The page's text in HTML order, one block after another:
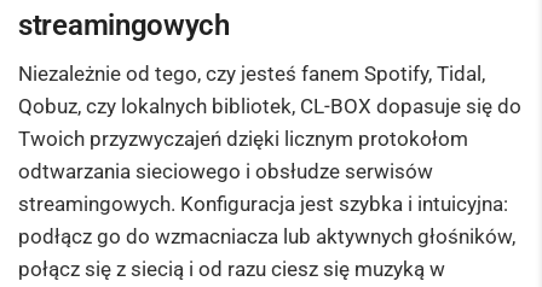
streamingowych
Niezależnie od tego, czy jesteś fanem Spotify, Tidal,
Qobuz, czy lokalnych bibliotek, CL-BOX dopasuje się do
Twoich przyzwyczajeń dzięki licznym protokołom
odtwarzania sieciowego i obsłudze serwisów
streamingowych. Konfiguracja jest szybka i intuicyjna:
podłącz go do wzmacniacza lub aktywnych głośników,
połącz się z siecią i od razu ciesz się muzyką w